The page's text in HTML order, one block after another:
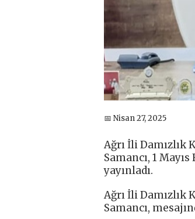
📅 Nisan 27, 2025
Ağrı İli
Samancı, 1
yayınladı.
Ağrı İli
Samancı,